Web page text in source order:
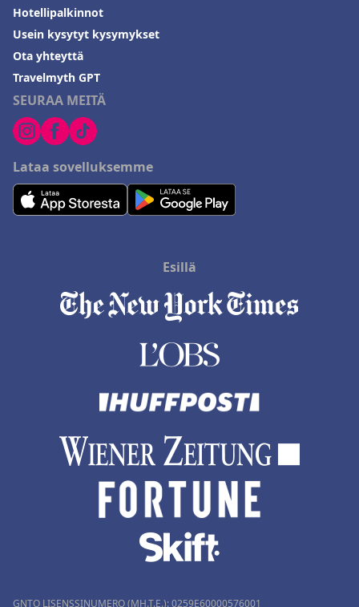
SEURAA MEITÄ
Lataa sovelluksemme
Hotellipalkinnot
Usein kysytyt kysymykset
Ota yhteyttä
Travelmyth GPT
Esillä
GNTO LISENSSINUMERO (MH.T.E.): 0259Ε60000576001